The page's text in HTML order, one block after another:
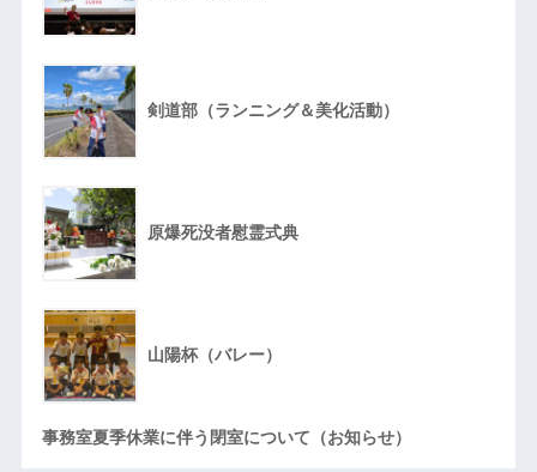
剣道部（ランニング＆美化活動）
原爆死没者慰霊式典
山陽杯（バレー）
事務室夏季休業に伴う閉室について（お知らせ）